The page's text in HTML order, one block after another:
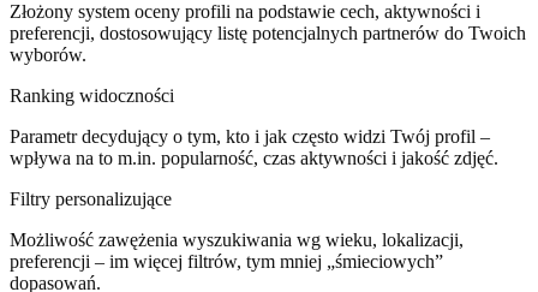
Złożony system oceny profili na podstawie cech, aktywności i
preferencji, dostosowujący listę potencjalnych partnerów do Twoich
wyborów.
Ranking widoczności
Parametr decydujący o tym, kto i jak często widzi Twój profil –
wpływa na to m.in. popularność, czas aktywności i jakość zdjęć.
Filtry personalizujące
Możliwość zawężenia wyszukiwania wg wieku, lokalizacji,
preferencji – im więcej filtrów, tym mniej „śmieciowych”
dopasowań.